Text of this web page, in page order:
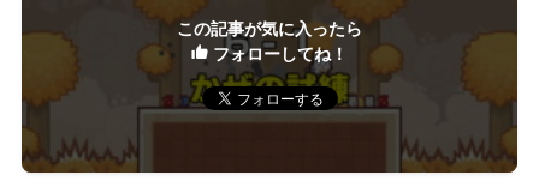
この記事が気に入ったら
フォローしてね！